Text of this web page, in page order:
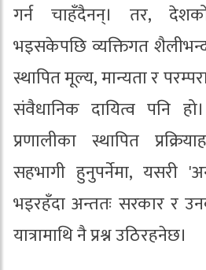
गर्न चाहँदैनन्। तर,
भइसकेपछि व्यक्तिगत
स्थापित मूल्य, मान्यता र
संवैधानिक दायित्व पनि
प्रणालीका स्थापित
सहभागी हुनुपर्नेमा, यसरी
भइरहँदा अन्ततः सरकार र
यात्रामाथि नै प्रश्न उठिरहनेछ।